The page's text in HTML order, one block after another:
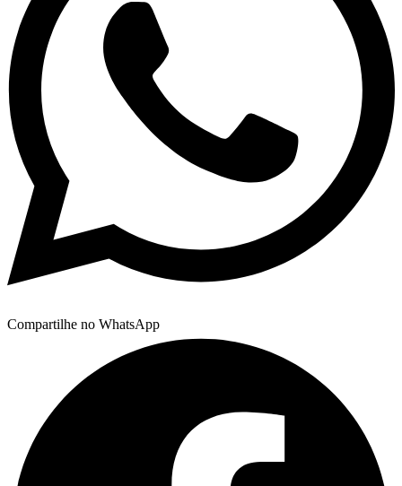
Compartilhe no WhatsApp